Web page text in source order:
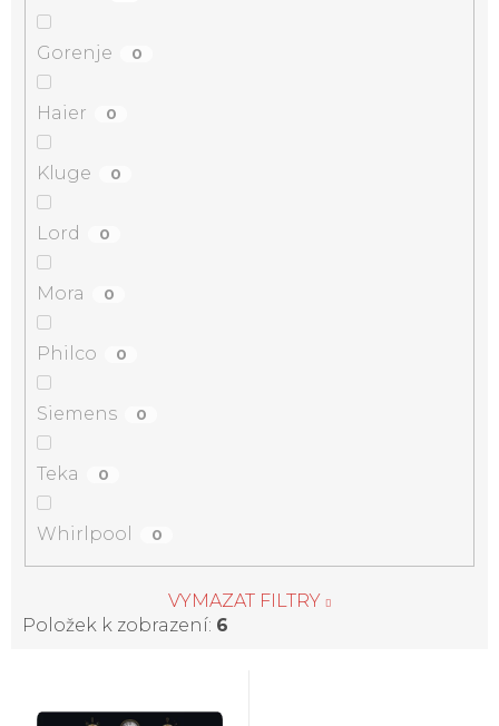
Gorenje 0
Haier 0
Kluge 0
Lord 0
Mora 0
Philco 0
Siemens 0
Teka 0
Whirlpool 0
VYMAZAT FILTRY
Položek k zobrazení: 6
V